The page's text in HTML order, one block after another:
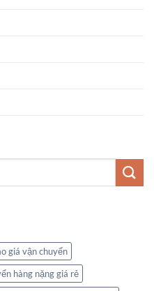
giá vận chuyển
hàng nặng giá rẻ